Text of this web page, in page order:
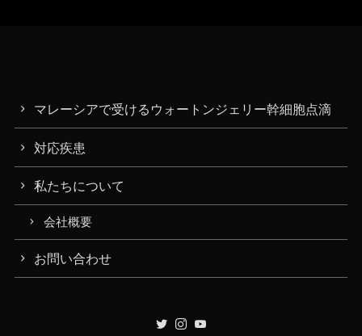
マレーシアで受けるウォートンジェリー幹細胞点滴
対応疾患
私たちについて
会社概要
お問い合わせ